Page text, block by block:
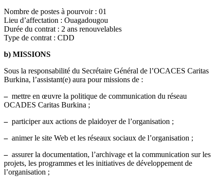
Nombre de postes à pourvoir : 01
Lieu d’affectation : Ouagadougou
Durée du contrat : 2 ans renouvelables
Type de contrat : CDD
b) MISSIONS
Sous la responsabilité du Secrétaire Général de l’OCACES Caritas
Burkina, l’assistant(e) aura pour missions de :
–mettre en œuvre la politique de communication du réseau
OCADES Caritas Burkina ;
–participer aux actions de plaidoyer de l’organisation ;
–animer le site Web et les réseaux sociaux de l’organisation ;
–assurer la documentation, l’archivage et la communication sur les
projets, les programmes et les initiatives de développement de
l’organisation ;